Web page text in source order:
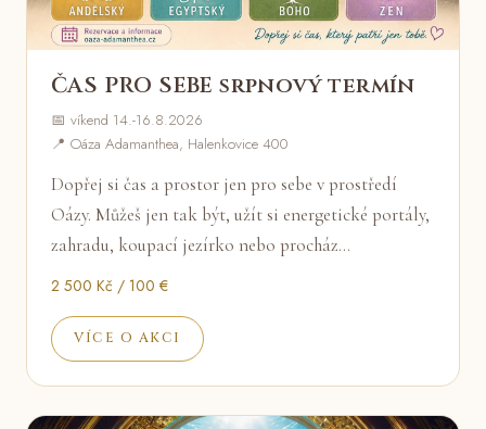
ČAS PRO SEBE srpnový termín
📅 víkend 14.-16.8.2026
📍 Oáza Adamanthea, Halenkovice 400
Dopřej si čas a prostor jen pro sebe v prostředí
Oázy. Můžeš jen tak být, užít si energetické portály,
zahradu, koupací jezírko nebo procház…
2 500 Kč / 100 €
VÍCE O AKCI